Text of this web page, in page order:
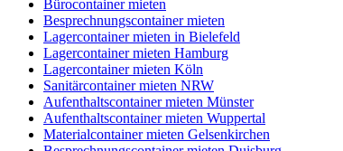
Bürocontainer mieten
Besprechnungscontainer mieten
Lagercontainer mieten in Bielefeld
Lagercontainer mieten Hamburg
Lagercontainer mieten Köln
Sanitärcontainer mieten NRW
Aufenthaltscontainer mieten Münster
Aufenthaltscontainer mieten Wuppertal
Materialcontainer mieten Gelsenkirchen